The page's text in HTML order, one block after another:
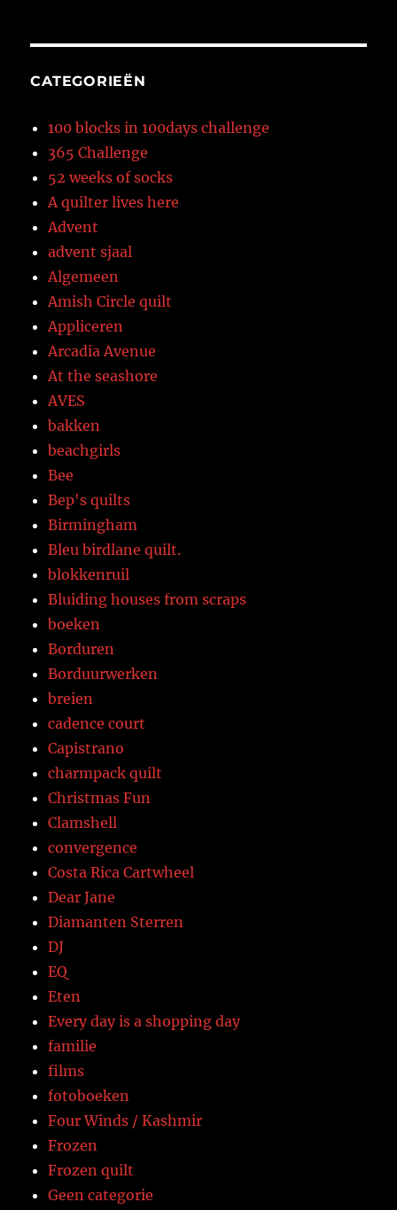
CATEGORIEËN
100 blocks in 100days challenge
365 Challenge
52 weeks of socks
A quilter lives here
Advent
advent sjaal
Algemeen
Amish Circle quilt
Appliceren
Arcadia Avenue
At the seashore
AVES
bakken
beachgirls
Bee
Bep's quilts
Birmingham
Bleu birdlane quilt.
blokkenruil
Bluiding houses from scraps
boeken
Borduren
Borduurwerken
breien
cadence court
Capistrano
charmpack quilt
Christmas Fun
Clamshell
convergence
Costa Rica Cartwheel
Dear Jane
Diamanten Sterren
DJ
EQ
Eten
Every day is a shopping day
familie
films
fotoboeken
Four Winds / Kashmir
Frozen
Frozen quilt
Geen categorie